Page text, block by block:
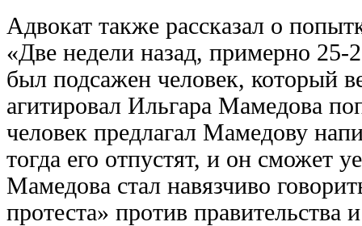
Адвокат также рассказал о
«Две недели назад, примерно
был подсажен человек, который
агитировал Ильгара Мамедова
человек предлагал Мамедову
тогда его отпустят, и он сможет
Мамедова стал навязчиво
протеста» против правительства